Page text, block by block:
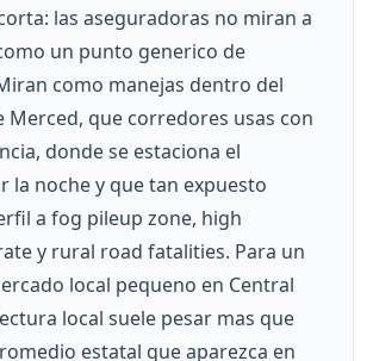
las aseguradoras no miran a
un punto generico de
como manejas dentro del
Merced, que corredores usas con
donde se estaciona el
la noche y que tan expuesto
a fog pileup zone, high
y rural road fatalities. Para un
local pequeno en Central
local suele pesar mas que
estatal que aparezca en